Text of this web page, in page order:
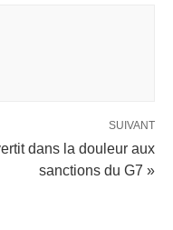
SUIVANT
dans la douleur aux
sanctions du G7 »